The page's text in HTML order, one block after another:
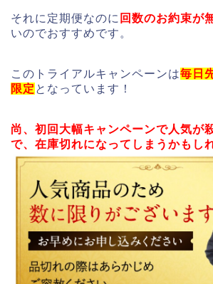
それに定期便なのに 回数のお約束が
いのでおすすめです。
このトライアルキャンペーンは毎日
限定 となっています！
尚、初回大幅キャンペーンで人気が
で、在庫切れになってしまうかもし